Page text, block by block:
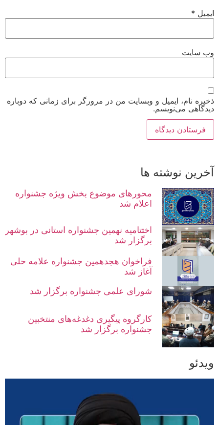
ایمیل*
وب‌ سایت
ذخیره نام، ایمیل و وبسایت من در مرورگر برای زمانی که دوباره
دیدگاهی می‌نویسم.
آخرین نوشته ها
محورهای موضوع بخش ویژه جشنواره
اعلام شد
اختتامیه نهمین جشنواره استانی در بوشهر
برگزار شد
فراخوان هجدهمین جشنواره علامه حلی
آغاز شد
شورای علمی جشنواره برگزار شد
کارگروه پیگیری دغدغه‌های منتخبین
جشنواره برگزار شد
ویدئو